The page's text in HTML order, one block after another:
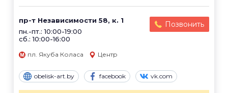
пр-т Независимости 58, к. 1
пн.-пт.: 10:00-19:00
сб.: 10:00-16:00
Позвонить
пл. Якуба Коласа Центр
obelisk-art.by facebook vk.com